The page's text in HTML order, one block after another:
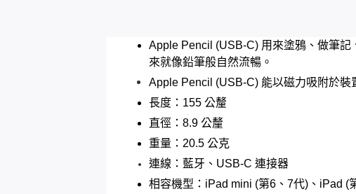
Apple Pencil (USB-C) 用來塗鴉、做筆
來就像鉛筆般自然流暢。
Apple Pencil (USB-C) 能以磁力吸附於裝
長度：155 公釐
直徑：8.9 公釐
重量：20.5 公克
​連線： 藍牙、USB-C 連接器
相容機型：iPad mini (第6、7代)、iPad (